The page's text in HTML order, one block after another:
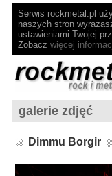
Serwis rockmetal.pl
naszych stron
ustawieniami Twojej
Zobacz więcej
galerie zdjęć
Dimmu Borgir